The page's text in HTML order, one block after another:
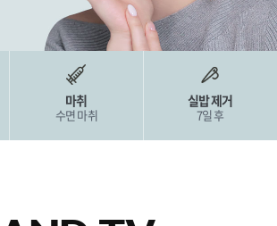
마취
수면 마취
실밥 제거
7일 후